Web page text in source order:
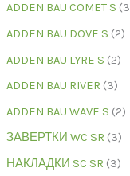
ADDEN BAU COMET S 3
ADDEN BAU DOVE S 2
ADDEN BAU LYRE S 2
ADDEN BAU RIVER 3
ADDEN BAU WAVE S 2
ЗАВЕРТКИ WC SR 3
НАКЛАДКИ SC SR 3